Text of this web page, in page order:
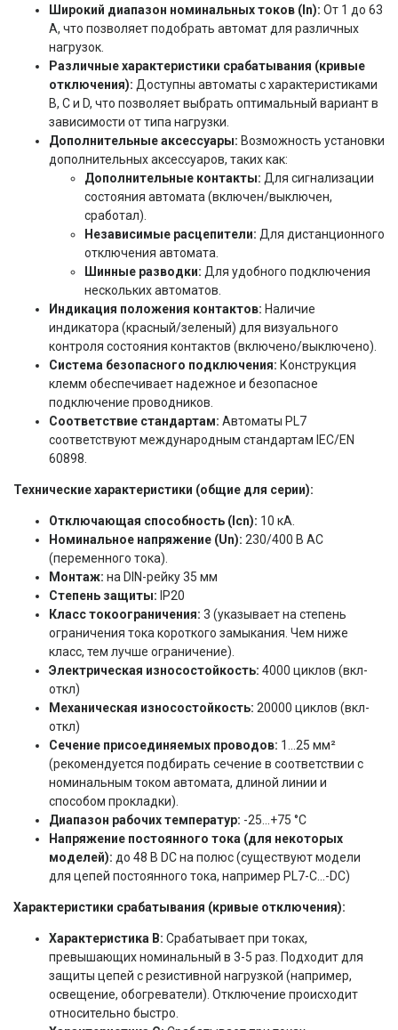
Широкий диапазон номинальных токов (In): От 1 до 63
А, что позволяет подобрать автомат для различных
нагрузок.
Различные характеристики срабатывания (кривые
отключения): Доступны автоматы с характеристиками
B, C и D, что позволяет выбрать оптимальный вариант в
зависимости от типа нагрузки.
Дополнительные аксессуары: Возможность установки
дополнительных аксессуаров, таких как:
Дополнительные контакты: Для сигнализации
состояния автомата (включен/выключен,
сработал).
Независимые расцепители: Для дистанционного
отключения автомата.
Шинные разводки: Для удобного подключения
нескольких автоматов.
Индикация положения контактов: Наличие
индикатора (красный/зеленый) для визуального
контроля состояния контактов (включено/выключено).
Система безопасного подключения: Конструкция
клемм обеспечивает надежное и безопасное
подключение проводников.
Соответствие стандартам: Автоматы PL7
соответствуют международным стандартам IEC/EN
60898.
Технические характеристики (общие для серии):
Отключающая способность (Icn): 10 кА.
Номинальное напряжение (Un): 230/400 В AC
(переменного тока).
Монтаж: на DIN-рейку 35 мм
Степень защиты: IP20
Класс токоограничения: 3 (указывает на степень
ограничения тока короткого замыкания. Чем ниже
класс, тем лучше ограничение).
Электрическая износостойкость: 4000 циклов (вкл-
откл)
Механическая износостойкость: 20000 циклов (вкл-
откл)
Сечение присоединяемых проводов: 1...25 мм²
(рекомендуется подбирать сечение в соответствии с
номинальным током автомата, длиной линии и
способом прокладки).
Диапазон рабочих температур: -25...+75 °C
Напряжение постоянного тока (для некоторых
моделей): до 48 В DC на полюс (существуют модели
для цепей постоянного тока, например PL7-C…-DC)
Характеристики срабатывания (кривые отключения):
Характеристика B: Срабатывает при токах,
превышающих номинальный в 3-5 раз. Подходит для
защиты цепей с резистивной нагрузкой (например,
освещение, обогреватели). Отключение происходит
относительно быстро.